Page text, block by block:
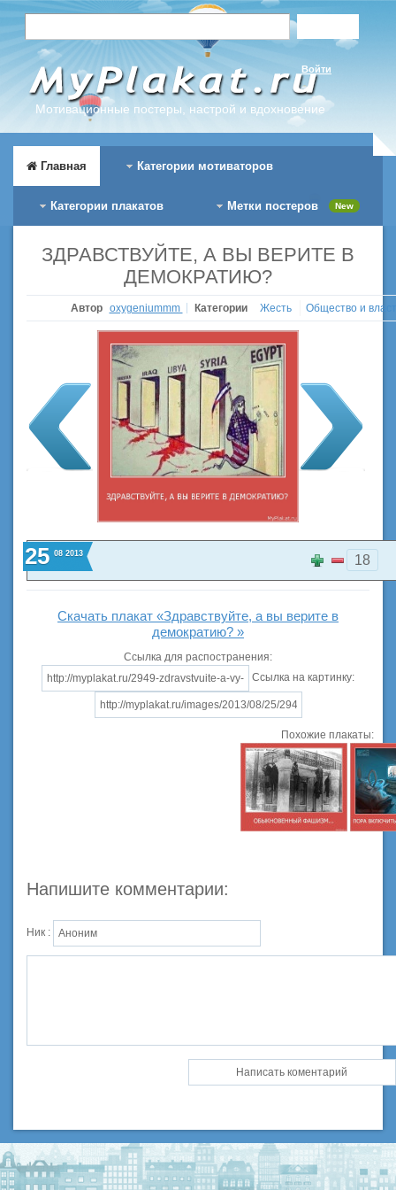
Мотивационные постеры, настрой и вдохновение
Войти
Главная Категории мотиваторов
Категории плакатов Метки постеров New
ЗДРАВСТВУЙТЕ, А ВЫ ВЕРИТЕ В
ДЕМОКРАТИЮ?
Автор oxygeniummm Категории Жесть Общество и
25 08 2013 18
Скачать плакат «Здравствуйте, а вы верите в
демократию? »
Ссылка для распостранения:
Ссылка на картинку:
Похожие плакаты:
Напишите комментарии:
Ник :